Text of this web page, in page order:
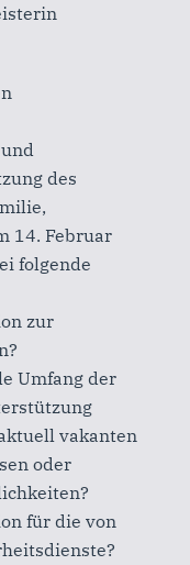
des
14. Februar
folgende
zur
?
Umfang der
vakanten
oder
für die von
e?